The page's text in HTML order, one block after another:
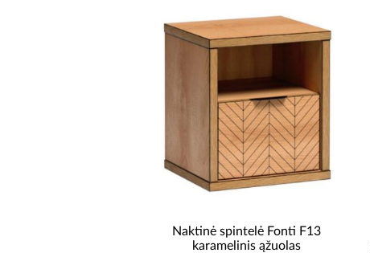
Naktinė spintelė Fonti F13
karamelinis ąžuolas